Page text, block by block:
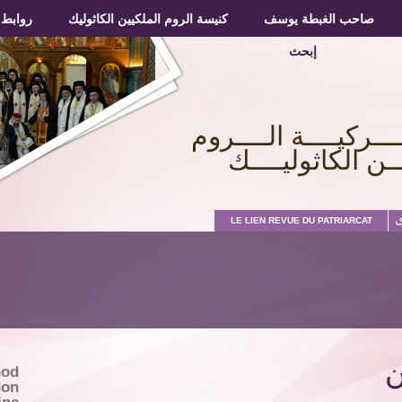
صاحب الغبطة يوسف كنيسة الروم الملكيين الكاثوليك
روابط
الــــروم
الكاثوليــــك
إبحث
LE LIEN REVUE DU PATRIARCAT
صاحب الغبطة يوسف كنيسة الروم الملكيين الكاثوليك
روابط